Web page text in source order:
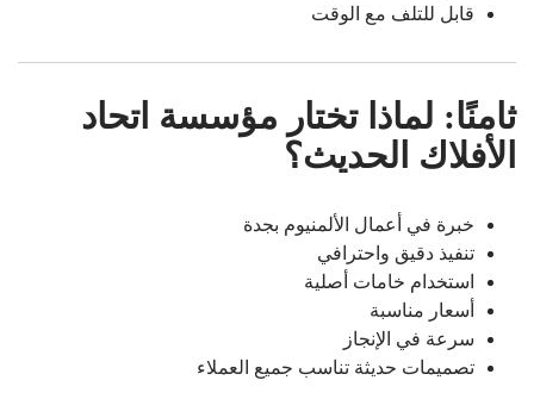
قابل للتلف مع الوقت
ثامنًا: لماذا تختار مؤسسة اتحاد
الأفلاك الحديث؟
خبرة في أعمال الألمنيوم بجدة
تنفيذ دقيق واحترافي
استخدام خامات أصلية
أسعار مناسبة
سرعة في الإنجاز
تصميمات حديثة تناسب جميع العملاء